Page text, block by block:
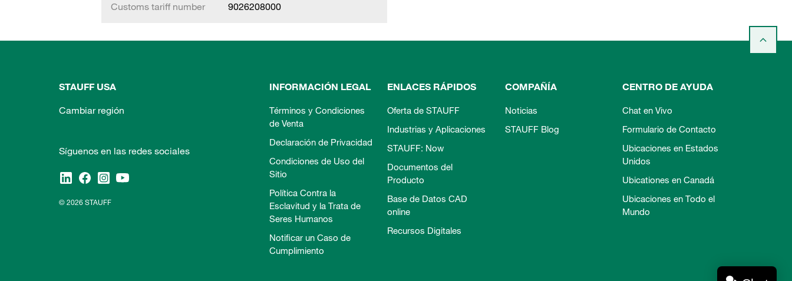
Customs tariff number 9026208000
STAUFF USA
Cambiar región
Síguenos en las redes sociales
© 2026 STAUFF
INFORMACIÓN LEGAL
Términos y Condiciones
de Venta
Declaración de Privacidad
Condiciones de Uso del
Sitio
Política Contra la
Esclavitud y la Trata de
Seres Humanos
Notificar un Caso de
Cumplimiento
ENLACES RÁPIDOS
Oferta de STAUFF
Industrias y Aplicaciones
STAUFF: Now
Documentos del
Producto
Base de Datos CAD
online
Recursos Digitales
COMPAÑÍA
Noticias
STAUFF Blog
CENTRO DE AYUDA
Chat en Vivo
Formulario de Contacto
Ubicaciones en Estados
Unidos
Ubicationes en Canadá
Ubicaciones en Todo el
Mundo